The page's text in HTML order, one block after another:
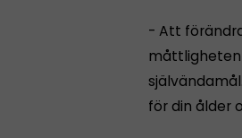
- Att
måttligheten
för din ålder